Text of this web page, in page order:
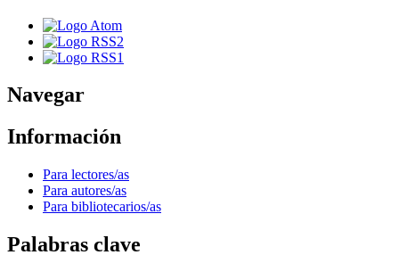
Navegar
Información
Para lectores/as
Para autores/as
Para bibliotecarios/as
Palabras clave